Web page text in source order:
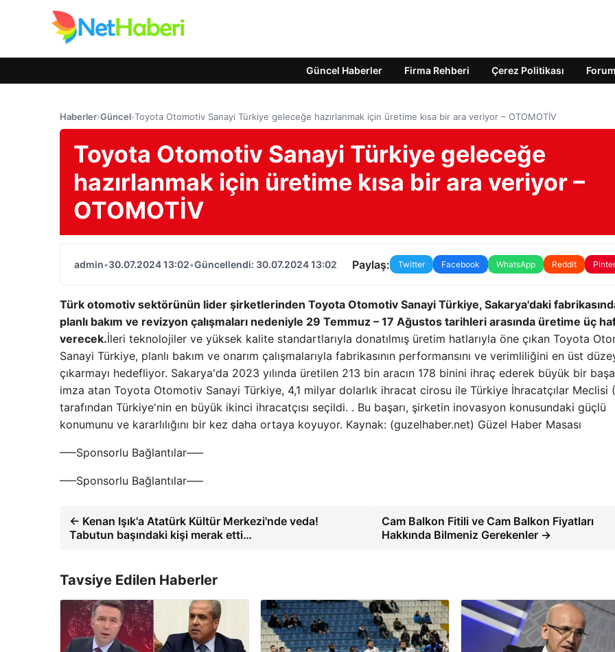
Güncel Haberler Firma Rehberi Çerez Politikası Forum
Haberler›Güncel›Toyota Otomotiv Sanayi Türkiye geleceğe hazırlanmak için üretime kısa bir ara veriyor – OTOMOTİV
Toyota Otomotiv Sanayi Türkiye geleceğe
hazırlanmak için üretime kısa bir ara veriyor –
OTOMOTİV
admin•30.07.2024 13:02•Güncellendi: 30.07.2024 13:02 Paylaş: Twitter Facebook WhatsApp Reddit
Türk otomotiv sektörünün lider şirketlerinden Toyota Otomotiv Sanayi Türkiye, Sakarya'daki
planlı bakım ve revizyon çalışmaları nedeniyle 29 Temmuz – 17 Ağustos tarihleri ​​arasında üretime üç
verecek.İleri teknolojiler ve yüksek kalite standartlarıyla donatılmış üretim hatlarıyla öne çıkan Toyota
Sanayi Türkiye, planlı bakım ve onarım çalışmalarıyla fabrikasının performansını ve verimliliğini en üst
çıkarmayı hedefliyor. Sakarya'da 2023 yılında üretilen 213 bin aracın 178 binini ihraç ederek büyük bir
imza atan Toyota Otomotiv Sanayi Türkiye, 4,1 milyar dolarlık ihracat cirosu ile Türkiye İhracatçılar Meclisi
tarafından Türkiye'nin en büyük ikinci ihracatçısı seçildi. . Bu başarı, şirketin inovasyon konusundaki güçlü
konumunu ve kararlılığını bir kez daha ortaya koyuyor. Kaynak: (guzelhaber.net) Güzel Haber Masası
—–Sponsorlu Bağlantılar—–
—–Sponsorlu Bağlantılar—–
← Kenan Işık'a Atatürk Kültür Merkezi'nde veda!
Tabutun başındaki kişi merak etti…
Cam Balkon Fitili ve Cam Balkon Fiyatları
Hakkında Bilmeniz Gerekenler →
Tavsiye Edilen Haberler